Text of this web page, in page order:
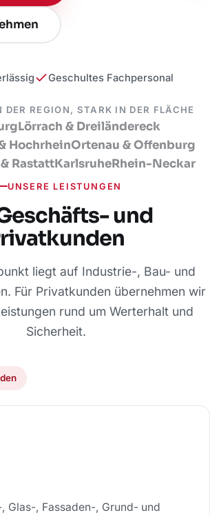
Geschultes Fachpersonal
DER REGION, STARK IN DER FLÄCHE
Lörrach & Dreiländereck
HochrheinOrtenau & Offenburg
RastattKarlsruheRhein-Neckar
UNSERE LEISTUNGEN
und
liegt auf Industrie-, Bau- und
Für Privatkunden übernehmen wir
rund um Werterhalt und
Sicherheit.
Glas-, Fassaden-, Grund- und